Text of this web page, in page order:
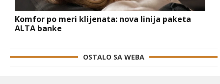
Komfor po meri klijenata: nova linija paketa
ALTA banke
OSTALO SA WEBA